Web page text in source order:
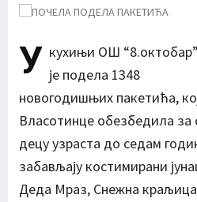
У кухињи ОШ
је подела 1348
новогодишњих пакетића,
Власотинце обезбедила за
децу узраста до седам
забављају костимирани
Деда Мраз, Снежна